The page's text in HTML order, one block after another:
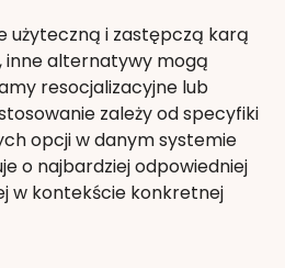
użyteczną i zastępczą karą
inne alternatywy mogą
resocjalizacyjne lub
zależy od specyfiki
opcji w danym systemie
o najbardziej odpowiedniej
w kontekście konkretnej